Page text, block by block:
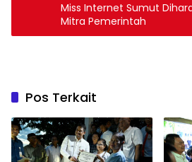
Miss Internet Sumut
Mitra Pemerintah
Pos Terkait